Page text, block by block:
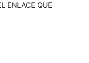
ENLACE QUE